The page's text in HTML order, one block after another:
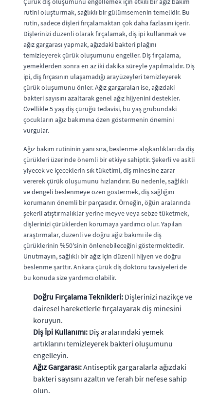
rutini oluşturmak, sağlıklı bir gülümsemenin temelidir. Bu
rutin, sadece dişleri fırçalamaktan çok daha fazlasını içerir.
Dişlerinizi düzenli olarak fırçalamak, diş ipi kullanmak ve
ağız gargarası yapmak, ağızdaki bakteri plağını
temizleyerek çürük oluşumunu engeller. Diş fırçalama,
yemeklerden sonra en az iki dakika süreyle yapılmalıdır. Diş
ipi, diş fırçasının ulaşamadığı arayüzeyleri temizleyerek
çürük oluşumunu önler. Ağız gargaraları ise, ağızdaki
bakteri sayısını azaltarak genel ağız hijyenini destekler.
Özellikle 5 yaş diş çürüğü tedavisi, bu yaş grubundaki
çocukların ağız bakımına özen göstermenin önemini
vurgular.
Ağız bakım rutininin yanı sıra, beslenme alışkanlıkları da diş
çürükleri üzerinde önemli bir etkiye sahiptir. Şekerli ve asitli
yiyecek ve içeceklerin sık tüketimi, diş minesine zarar
vererek çürük oluşumunu hızlandırır. Bu nedenle, sağlıklı
ve dengeli beslenmeye özen göstermek, diş sağlığını
korumanın önemli bir parçasıdır. Örneğin, öğün aralarında
şekerli atıştırmalıklar yerine meyve veya sebze tüketmek,
dişlerinizi çürüklerden korumaya yardımcı olur. Yapılan
araştırmalar, düzenli ve doğru ağız bakımı ile diş
çürüklerinin %50'sinin önlenebileceğini göstermektedir.
Unutmayın, sağlıklı bir ağız için düzenli hijyen ve doğru
beslenme şarttır. Ankara çürük diş doktoru tavsiyeleri de
bu konuda size yardımcı olabilir.
Doğru Fırçalama Teknikleri: Dişlerinizi nazikçe ve
dairesel hareketlerle fırçalayarak diş minesini
koruyun.
Diş İpi Kullanımı: Diş aralarındaki yemek
artıklarını temizleyerek bakteri oluşumunu
engelleyin.
Ağız Gargarası:Antiseptik gargaralarla ağızdaki
bakteri sayısını azaltın ve ferah bir nefese sahip
olun.